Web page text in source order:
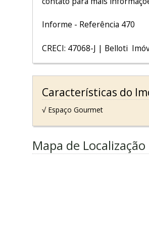
Informe - Referência 470
CRECI: 47068-J | Belloti
Características do
√ Espaço Gourmet
Mapa de Localização